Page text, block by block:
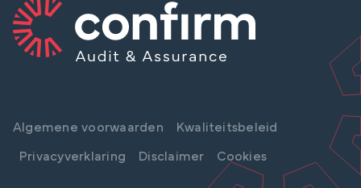
FACEBOOK
Algemene voorwaarden Kwaliteitsbeleid
Privacyverklaring Disclaimer Cookies